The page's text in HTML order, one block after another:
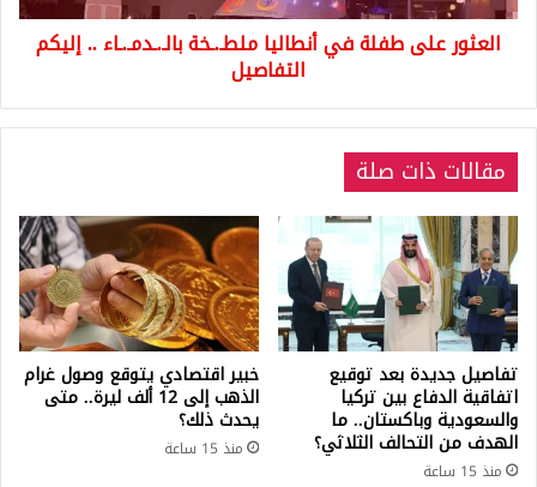
إليكم
التفاصيل
العثور على طفلة في أنطاليا ملطـ.ـخة بالـ.ـدمـ.ـاء .. إليكم
التفاصيل
مقالات ذات صلة
تفاصيل جديدة بعد توقيع
اتفاقية الدفاع بين تركيا
والسعودية وباكستان.. ما
الهدف من التحالف الثلاثي؟
منذ 15 ساعة
خبير اقتصادي يتوقع وصول غرام
الذهب إلى 12 ألف ليرة.. متى
يحدث ذلك؟
منذ 15 ساعة